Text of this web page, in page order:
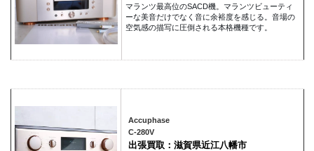
マランツ最高位のSACD機。マランツビューティ
ーな美音だけでなく音に余裕度を感じる。音場の
空気感の描写に圧倒される本格機種です。
Accuphase
C-280V
出張買取：滋賀県近江八幡市